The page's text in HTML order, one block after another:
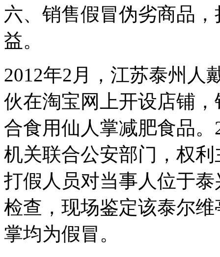
六、销售假冒伪劣商品
益。
2012年2月，江苏泰州人
伙在淘宝网上开设店铺
合食用仙人掌减肥食品
机关联合公安部门，权
打假人员对当事人位于
检查，现场鉴定该泰尔
掌均为假冒。